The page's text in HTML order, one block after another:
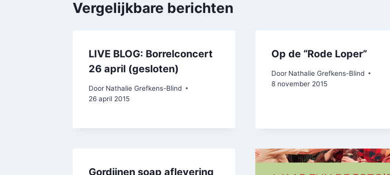
Vergelijkbare berichten
LIVE BLOG: Borrelconcert
26 april (gesloten)
Door Nathalie Grefkens-Blind
26 april 2015
Op de “Rode Loper”
Door Nathalie Grefkens-Blind
8 november 2015
Gordijnen soap aflevering